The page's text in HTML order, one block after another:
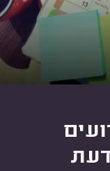
חוות דעת